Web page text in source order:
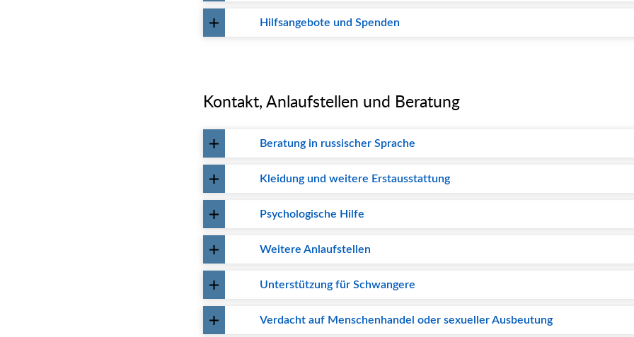
Hilfsangebote und Spenden
Kontakt, Anlaufstellen und Beratung
Beratung in russischer Sprache
Kleidung und weitere Erstausstattung
Psychologische Hilfe
Weitere Anlaufstellen
Unterstützung für Schwangere
Verdacht auf Menschenhandel oder sexueller Ausbeutung